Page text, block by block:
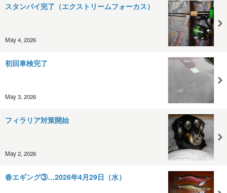
スタンバイ完了（エクストリームフォーカス）
May 4, 2026
初回車検完了
May 3, 2026
フィラリア対策開始
May 2, 2026
春エギング③…2026年4月29日（水）